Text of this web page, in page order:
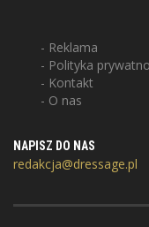
Reklama
Polityka
Kontakt
O nas
NAPISZ DO NAS
redakcja@dressage.pl